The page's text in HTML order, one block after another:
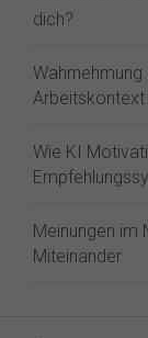
dich?
Arbeitskontext
Wie KI
Meinungen im
Miteinander